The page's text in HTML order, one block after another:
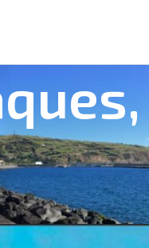
Klima
Posted by